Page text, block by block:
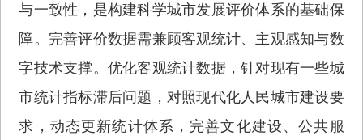
与一致性，是构建科学城市发展评价体系的基础保
障。完善评价数据需兼顾客观统计、主观感知与数
字技术支撑。优化客观统计数据，针对现有一些城
市统计指标滞后问题，对照现代化人民城市建设要
求，动态更新统计体系，完善文化建设、公共服